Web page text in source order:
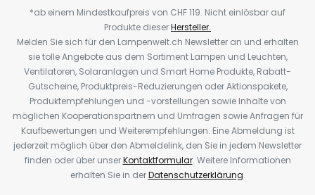
*ab einem Mindestkaufpreis von CHF 119. Nicht einlösbar auf
Produkte dieserHersteller.
Melden Sie sich für den Lampenwelt.ch Newsletter an und erhalten
sie tolle Angebote aus dem Sortiment Lampen und Leuchten,
Ventilatoren, Solaranlagen und Smart Home Produkte, Rabatt-
Gutscheine, Produktpreis-Reduzierungen oder Aktionspakete,
Produktempfehlungen und -vorstellungen sowie Inhalte von
möglichen Kooperationspartnern und Umfragen sowie Anfragen für
Kaufbewertungen und Weiterempfehlungen. Eine Abmeldung ist
jederzeit möglich über den Abmeldelink, den Sie in jedem Newsletter
finden oder über unserKontaktformular. Weitere Informationen
erhalten Sie in derDatenschutzerklärung.